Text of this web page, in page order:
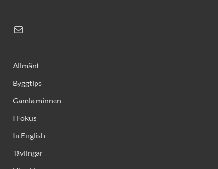
Allmänt
Byggtips
Gamla minnen
I Fokus
In English
Tävlingar